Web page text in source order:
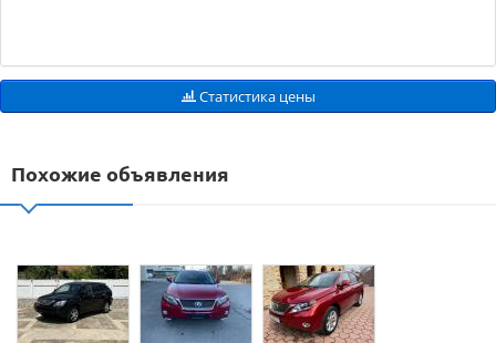
Статистика цены
Похожие объявления